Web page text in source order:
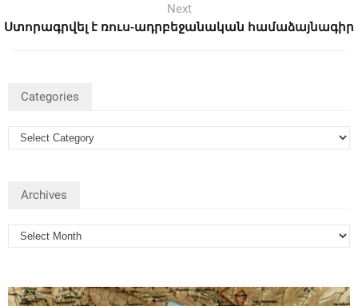
Next
Ստորագրվել է ռուս-ադրբեջանական համաձայնագիր
Categories
Archives